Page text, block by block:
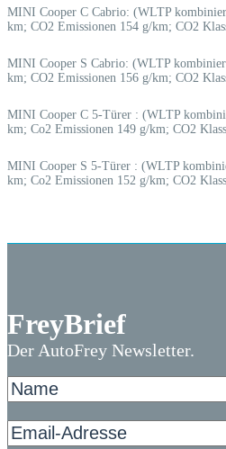
MINI Cooper C Cabrio: (WLTP
km; CO2 Emissionen 154 g/km; CO2
MINI Cooper S Cabrio: (WLTP
km; CO2 Emissionen 156 g/km; CO2
MINI Cooper C 5-Türer : (WLTP
km; Co2 Emissionen 149 g/km; CO2
MINI Cooper S 5-Türer : (WLTP
km; Co2 Emissionen 152 g/km; CO2
FreyBrief
Der AutoFrey Newsletter.